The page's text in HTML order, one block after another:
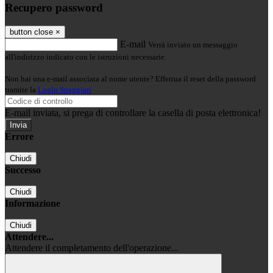
Recupero password
button close ×
E-mail Verrà inviato un messaggio
all'indirizzo indicato con le istruzioni necessarie.
Non hai una e-mail associata al nome utente? Effettua il reset della password
tramite la Login Spaggiari
E-mail inviata, si prega di controllare la casella di posta elettronica!
Errore
Chiudi
Successo
Chiudi
Informazione
Chiudi
Attendere...
Attendere il completamento dell'operazione...